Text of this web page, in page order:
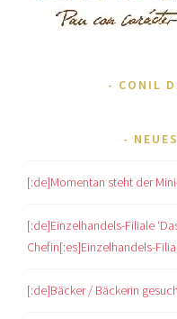
CONIL
[:de]Momentan steht der
[:de]Einzelhandels-Filiale
Chefin[:es]Einzelhandels-
[:de]Bäcker / Bäckerin